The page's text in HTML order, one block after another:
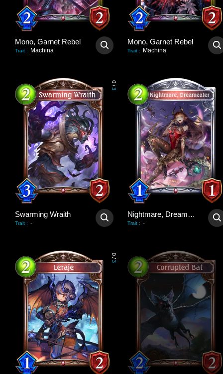
Mono, Garnet Rebel
Trait : Machina
Mono, Garnet Rebel
Trait : Machina
0
/
3
Swarming Wraith
Trait : -
Nightmare, Dreameater
Trait : -
0
/
3